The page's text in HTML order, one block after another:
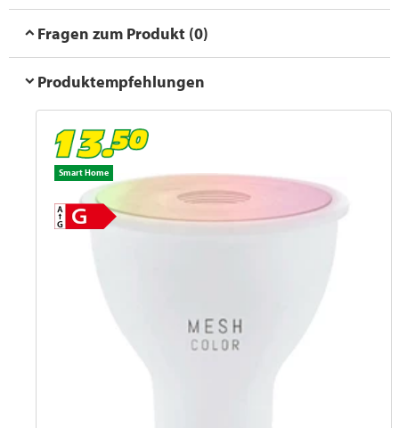
Fragen zum Produkt (0)
Produktempfehlungen
Smart Home